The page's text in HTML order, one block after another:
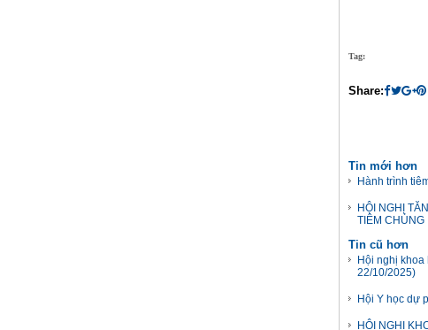
Tag:
Share:
Tin mới hơn
Hành trình
HỘI NGHỊ
TIÊM CHỦNG
Tin cũ hơn
Hội nghị khoa
22/10/2025)
Hội Y học dự
HỘI NGHỊ